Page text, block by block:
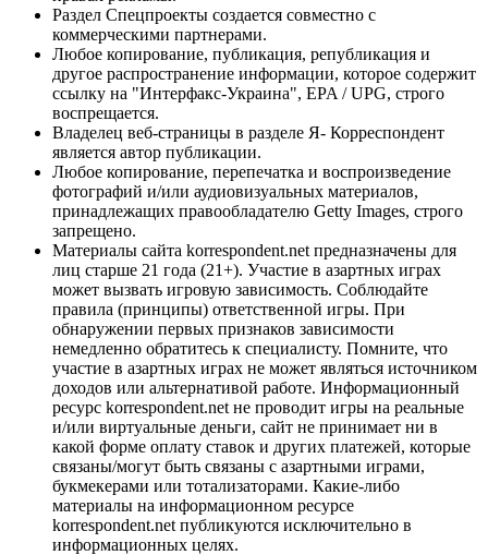
Раздел Спецпроекты создается совместно с
коммерческими партнерами.
Любое копирование, публикация, републикация и
другое распространение информации, которое содержит
ссылку на "Интерфакс-Украина", EPA / UPG, строго
воспрещается.
Владелец веб-страницы в разделе Я- Корреспондент
является автор публикации.
Любое копирование, перепечатка и воспроизведение
фотографий и/или аудиовизуальных материалов,
принадлежащих правообладателю Getty Images, строго
запрещено.
Материалы сайта korrespondent.net предназначены для
лиц старше 21 года (21+). Участие в азартных играх
может вызвать игровую зависимость. Соблюдайте
правила (принципы) ответственной игры. При
обнаружении первых признаков зависимости
немедленно обратитесь к специалисту. Помните, что
участие в азартных играх не может являться источником
доходов или альтернативой работе. Информационный
ресурс korrespondent.net не проводит игры на реальные
и/или виртуальные деньги, сайт не принимает ни в
какой форме оплату ставок и других платежей, которые
связаны/могут быть связаны с азартными играми,
букмекерами или тотализаторами. Какие-либо
материалы на информационном ресурсе
korrespondent.net публикуются исключительно в
информационных целях.